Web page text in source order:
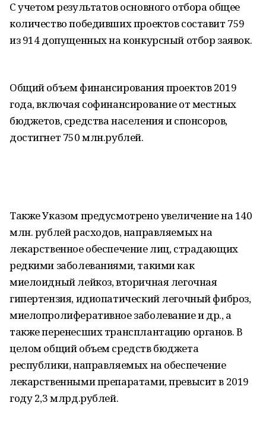
С учетом результатов основного отбора общее
количество победивших проектов составит 759
из 914 допущенных на конкурсный отбор заявок.
Общий объем финансирования проектов 2019
года, включая софинансирование от местных
бюджетов, средства населения и спонсоров,
достигнет 750 млн.рублей.
Также Указом предусмотрено увеличение на 140
млн. рублей расходов, направляемых на
лекарственное обеспечение лиц, страдающих
редкими заболеваниями, такими как
миелоидный лейкоз, вторичная легочная
гипертензия, идиопатический легочный фиброз,
миелопролиферативное заболевание и др., а
также перенесших трансплантацию органов. В
целом общий объем средств бюджета
республики, направляемых на обеспечение
лекарственными препаратами, превысит в 2019
году 2,3 млрд.рублей.